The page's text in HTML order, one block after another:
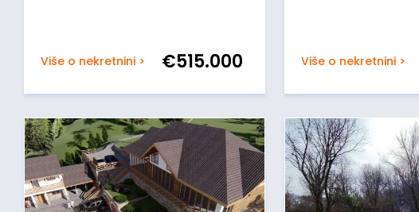
Više o nekretnini > €515.000 Više o nekretnini >